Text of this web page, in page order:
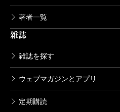
著者一覧
雑誌
雑誌を探す
ウェブマガジンとアプリ
定期購読